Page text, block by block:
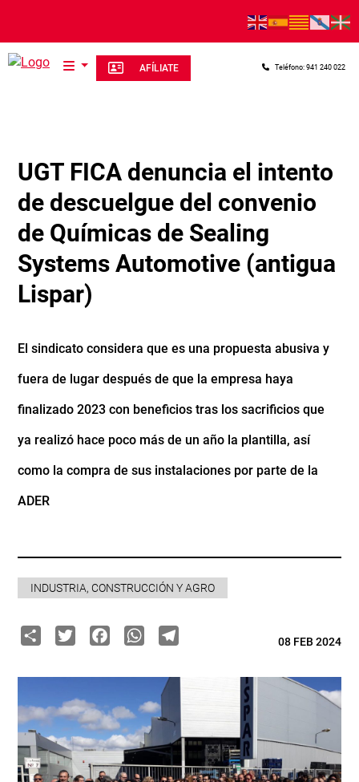
AFÍLIATE Teléfono: 941 240 022
UGT FICA denuncia el intento
de descuelgue del convenio
de Químicas de Sealing
Systems Automotive (antigua
Lispar)
El sindicato considera que es una propuesta abusiva y
fuera de lugar después de que la empresa haya
finalizado 2023 con beneficios tras los sacrificios que
ya realizó hace poco más de un año la plantilla, así
como la compra de sus instalaciones por parte de la
ADER
INDUSTRIA, CONSTRUCCIÓN Y AGRO
ShareTwitterFacebook
WhatsApp
Telegram08 FEB 2024